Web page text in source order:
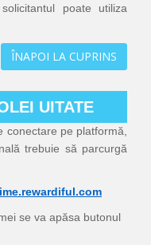
poate utiliza
ÎNAPOI LA CUPRINS
UITATE
pe platformă,
trebuie să parcurgă
se va apăsa butonul